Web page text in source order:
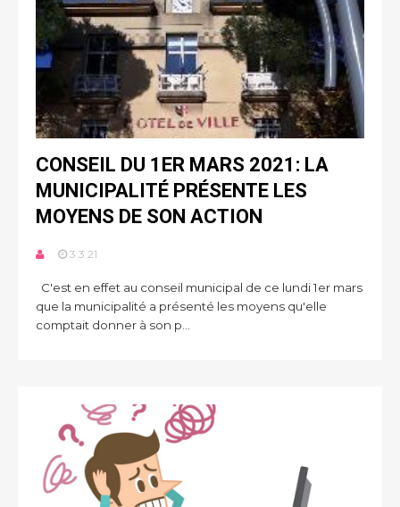
CONSEIL DU 1ER MARS 2021: LA
MUNICIPALITÉ PRÉSENTE LES
MOYENS DE SON ACTION
3.3.21
C'est en effet au conseil municipal de ce lundi 1er mars
que la municipalité a présenté les moyens qu'elle
comptait donner à son p...